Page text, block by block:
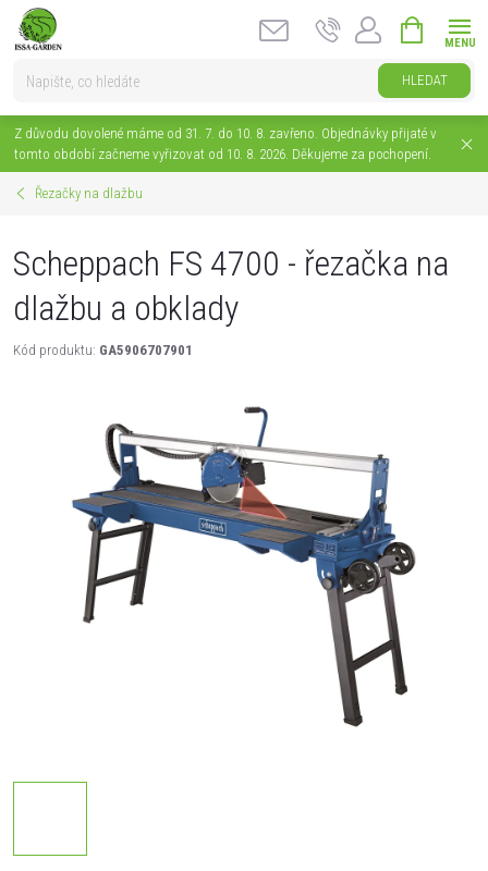
Přejít
HLEDAT
KOŠÍK
Z důvodu dovolené máme od 31. 7. do 10. 8. zavřeno. Objednávky přijaté v
tomto období začneme vyřizovat od 10. 8. 2026. Děkujeme za pochopení.
Řezačky na dlažbu
Scheppach FS 4700 - řezačka na
dlažbu a obklady
Kód produktu: GA5906707901